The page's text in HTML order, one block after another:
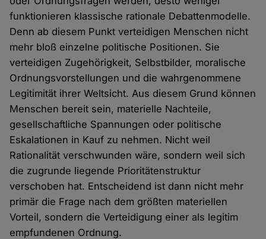
funktionieren klassische rationale Debattenmodelle.
Denn ab diesem Punkt verteidigen Menschen nicht
mehr bloß einzelne politische Positionen. Sie
verteidigen Zugehörigkeit, Selbstbilder, moralische
Ordnungsvorstellungen und die wahrgenommene
Legitimität ihrer Weltsicht. Aus diesem Grund können
Menschen bereit sein, materielle Nachteile,
gesellschaftliche Spannungen oder politische
Eskalationen in Kauf zu nehmen. Nicht weil
Rationalität verschwunden wäre, sondern weil sich
die zugrunde liegende Prioritätenstruktur
verschoben hat. Entscheidend ist dann nicht mehr
primär die Frage nach dem größten materiellen
Vorteil, sondern die Verteidigung einer als legitim
empfundenen Ordnung.